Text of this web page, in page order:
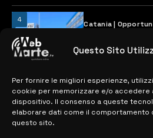
Questo Sito
Per fornire le migliori esperienze,
cookie per memorizzare e/o accedere
dispositivo. Il consenso a queste
elaborare dati come il comportamento
questo sito.
4
Catania |
28 MARZO 2024
MAPPA DEL SITO
> NOTIZIE